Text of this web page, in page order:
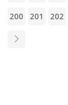
200 201 202